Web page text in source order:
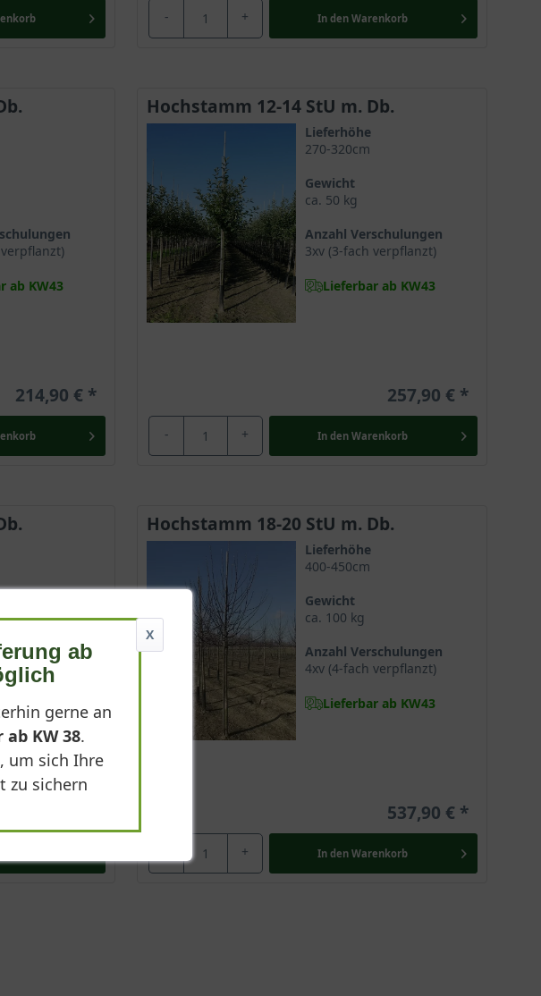
- + In den Warenkorb
ab KW43
214,90 €
Hochstamm 12-14 StU m. Db.
Lieferhöhe
270-320cm
Gewicht
ca. 50 kg
Anzahl Verschulungen
3xv (3-fach verpflanzt)
Lieferbar ab KW43
257,90 €
- + In den Warenkorb
ab KW43
Hochstamm 18-20 StU m. Db.
Lieferhöhe
400-450cm
Gewicht
ca. 100 kg
Anzahl Verschulungen
4xv (4-fach verpflanzt)
Lieferbar ab KW43
537,90 €
+ In den Warenkorb
X
ab
gerne an
KW 38.
um sich Ihre
zu sichern